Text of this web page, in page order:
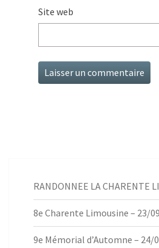
Site web
RANDONNEE LA CHARENTE
8e Charente Limousine – 23/
9e Mémorial d’Automne – 24/